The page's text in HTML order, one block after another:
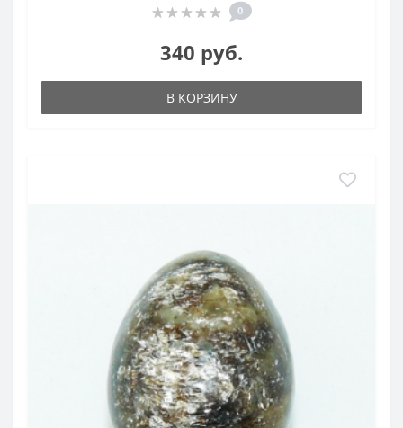
0
340 руб.
В КОРЗИНУ